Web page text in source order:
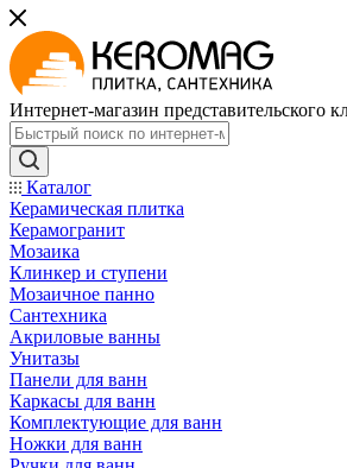
Интернет-магазин представительского
Каталог
Керамическая плитка
Керамогранит
Мозаика
Клинкер и ступени
Мозаичное панно
Сантехника
Акриловые ванны
Унитазы
Панели для ванн
Каркасы для ванн
Комплектующие для ванн
Ножки для ванн